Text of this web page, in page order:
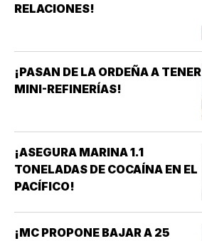
RELACIONES!
¡PASAN DE LA ORDEÑA A TENER
MINI-REFINERÍAS!
¡ASEGURA MARINA 1.1
TONELADAS DE COCAÍNA EN EL
PACÍFICO!
¡MC PROPONE BAJAR A 25